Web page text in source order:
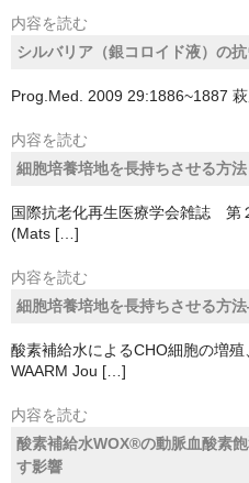
内容を読む
シルバリア（銀コロイド液）の
Prog.Med. 2009 29:1886~1887
内容を読む
細胞培養培地を長持ちさせる方
国際抗老化再生医療学会雑誌 第
(Mats […]
内容を読む
細胞培養培地を長持ちさせる方
酸素補給水によるCHO細胞の増
WAARM Jou […]
内容を読む
酸素補給水WOX®の動脈血酸素
す影響